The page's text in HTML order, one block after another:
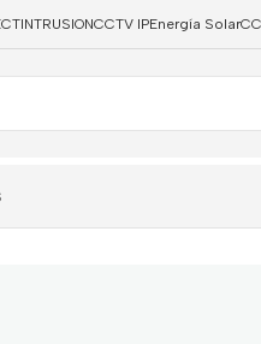
INTRUSIONCCTV IPEnergía Solar